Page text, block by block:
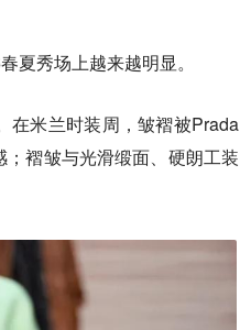
夏秀场上越来越明显。
在米兰时装周，皱褶被Prada
褶皱与光滑缎面、硬朗工装